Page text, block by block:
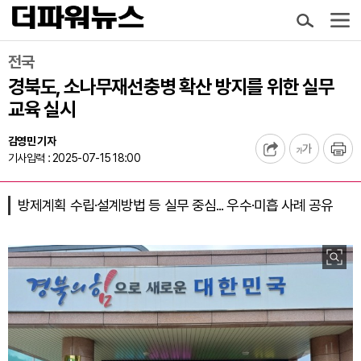
전국
경북도, 소나무재선충병 확산 방지를 위한 실무
교육 실시
김영민 기자
기사입력 : 2025-07-15 18:00
방제계획 수립·설계방법 등 실무 중심... 우수·미흡 사례 공유